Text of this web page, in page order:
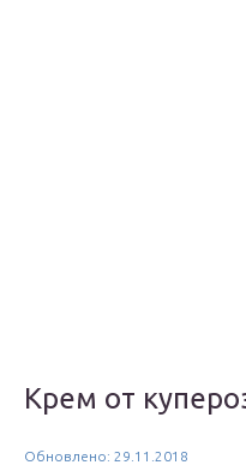
Крем от
Обновлено: 29.11.2018